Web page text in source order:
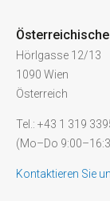
Hörlgasse 12/13
1090 Wien
Österreich
Tel.: +43 1 319
(Mo–Do
Kontaktieren Sie